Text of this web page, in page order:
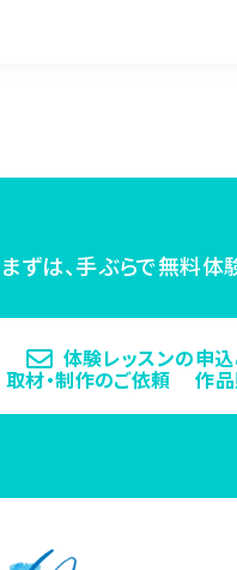
まずは、手ぶらで無料体
体験レッスンの申
取材・制作のご依頼 作